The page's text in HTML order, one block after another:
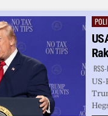
in
RSS-
US-